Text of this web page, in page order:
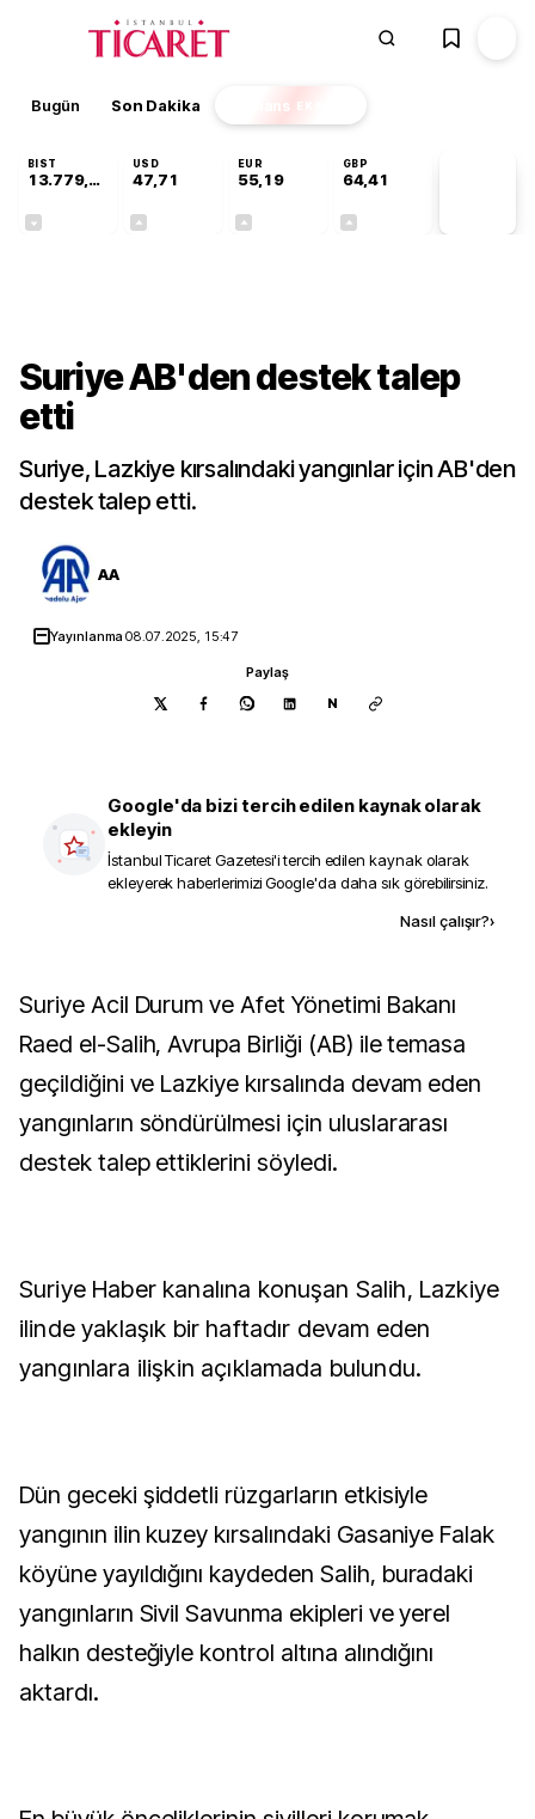
Bugün Son Dakika Finans EKSTRA
BIST
13.779,39
USD
47,71
EUR
55,19
GBP
64,41
Suriye AB'den destek talep
etti
Suriye, Lazkiye kırsalındaki yangınlar için AB'den
destek talep etti.
AA
Yayınlanma08.07.2025, 15:47
Paylaş
N
Google'da bizi tercih edilen kaynak olarak
ekleyin
İstanbul Ticaret Gazetesi'i tercih edilen kaynak olarak
ekleyerek haberlerimizi Google'da daha sık görebilirsiniz.
Nasıl çalışır?›
Suriye Acil Durum ve Afet Yönetimi Bakanı
Raed el-Salih, Avrupa Birliği (AB) ile temasa
geçildiğini ve Lazkiye kırsalında devam eden
yangınların söndürülmesi için uluslararası
destek talep ettiklerini söyledi.
Suriye Haber kanalına konuşan Salih, Lazkiye
ilinde yaklaşık bir haftadır devam eden
yangınlara ilişkin açıklamada bulundu.
Dün geceki şiddetli rüzgarların etkisiyle
yangının ilin kuzey kırsalındaki Gasaniye Falak
köyüne yayıldığını kaydeden Salih, buradaki
yangınların Sivil Savunma ekipleri ve yerel
halkın desteğiyle kontrol altına alındığını
aktardı.